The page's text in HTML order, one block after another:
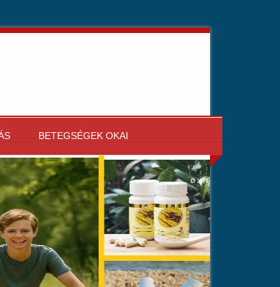
BETEGSÉGEK OKAI